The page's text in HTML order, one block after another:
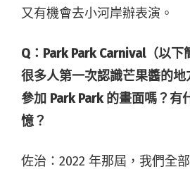
又有機會去小河岸辦表演。
Q： Park Park Carnival（以下
很多人第一次認識芒果醬的
參加 Park Park 的畫面嗎？有
憶？
佐治：2022 年那屆，我們全